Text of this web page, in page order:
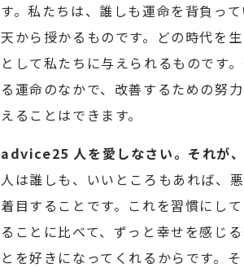
す。私たちは、誰しも運命を背負っ
天から授かるものです。どの時代を
として私たちに与えられるものです
る運命のなかで、改善するための努
えることはできます。
advice25 人を愛しなさい。それが、
人は誰しも、いいところもあれば、
着目することです。これを習慣にし
ることに比べて、ずっと幸せを感じ
とを好きになってくれるからです。